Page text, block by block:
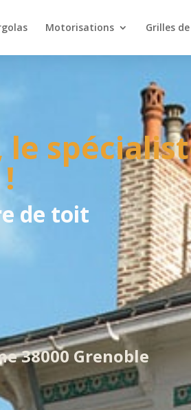
Motorisations Grilles
de toit
38000 Grenoble